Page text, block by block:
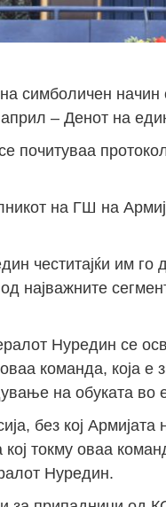
симболичен начин
– Денот на
почитуваа
на ГШ на
честитајќи им
Нуредин се
команда, која
на обуката во
без кој
токму оваа
Нуредин.